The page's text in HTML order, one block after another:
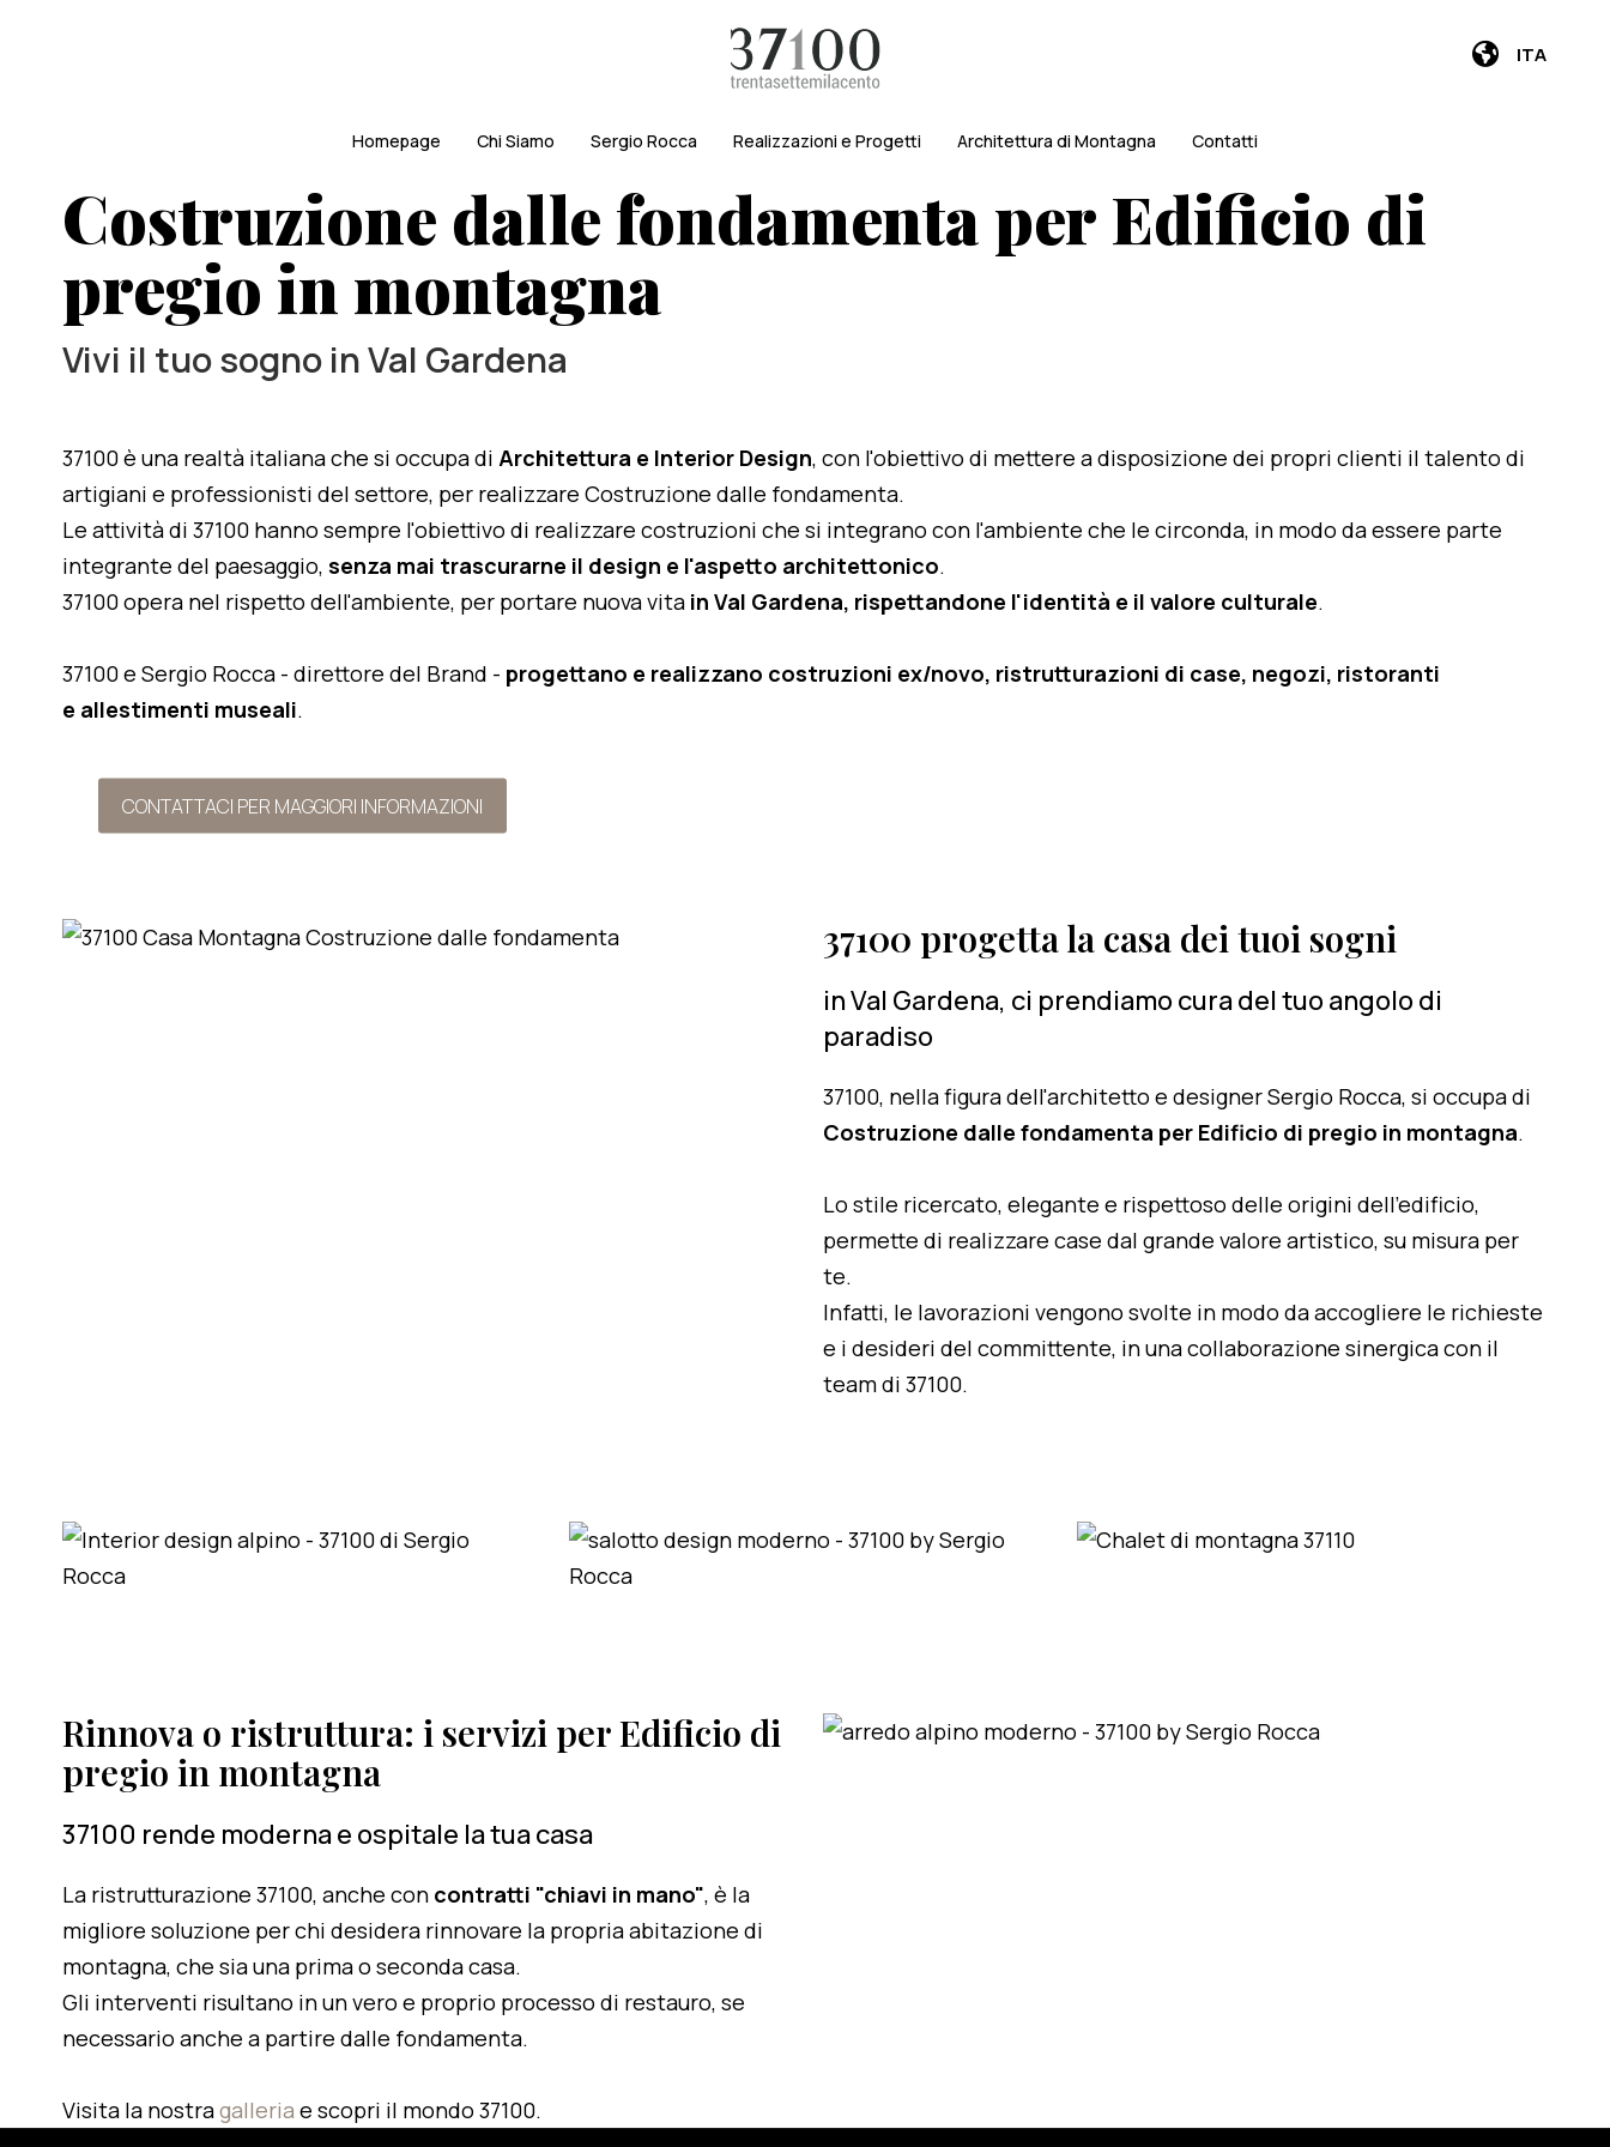
ITA
Homepage Chi Siamo Sergio Rocca Realizzazioni e Progetti Architettura di Montagna Contatti
Costruzione dalle fondamenta per Edificio di
pregio in montagna
Vivi il tuo sogno in Val Gardena
37100 è una realtà italiana che si occupa di Architettura e Interior Design, con l'obiettivo di mettere a disposizione dei propri clienti il talento di
artigiani e professionisti del settore, per realizzare Costruzione dalle fondamenta.
Le attività di 37100 hanno sempre l'obiettivo di realizzare costruzioni che si integrano con l'ambiente che le circonda, in modo da essere parte
integrante del paesaggio, senza mai trascurarne il design e l'aspetto architettonico.
37100 opera nel rispetto dell'ambiente, per portare nuova vita in Val Gardena, rispettandone l'identità e il valore culturale.
37100 e Sergio Rocca - direttore del Brand - progettano e realizzano costruzioni ex/novo, ristrutturazioni di case, negozi, ristoranti
e allestimenti museali.
CONTATTACI PER MAGGIORI INFORMAZIONI
37100 progetta la casa dei tuoi sogni
in Val Gardena, ci prendiamo cura del tuo angolo di
paradiso
37100, nella figura dell'architetto e designer Sergio Rocca, si occupa di
Costruzione dalle fondamenta per Edificio di pregio in montagna.
Lo stile ricercato, elegante e rispettoso delle origini dell'edificio,
permette di realizzare case dal grande valore artistico, su misura per
te.
Infatti, le lavorazioni vengono svolte in modo da accogliere le richieste
e i desideri del committente, in una collaborazione sinergica con il
team di 37100.
Rinnova o ristruttura: i servizi per Edificio di
pregio in montagna
37100 rende moderna e ospitale la tua casa
La ristrutturazione 37100, anche con contratti "chiavi in mano", è la
migliore soluzione per chi desidera rinnovare la propria abitazione di
montagna, che sia una prima o seconda casa.
Gli interventi risultano in un vero e proprio processo di restauro, se
necessario anche a partire dalle fondamenta.
Visita la nostragalleria e scopri il mondo 37100.